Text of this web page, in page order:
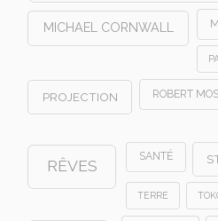
MICHAEL CORNWALL
PROJECTION ROBERT
RÊVES
SANTÉ
TERRE